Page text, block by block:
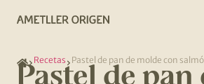
Recetas Pastel de pan de molde con
Pastel de pan